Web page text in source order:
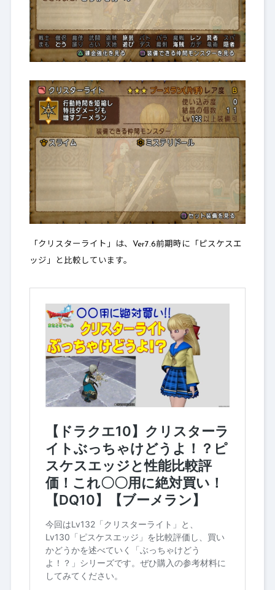
「クリスターライト」は、Ver7.6前期時に「ピスケスエ
ッジ」と比較しています。